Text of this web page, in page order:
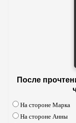
После
На стороне Марка
На стороне Анны